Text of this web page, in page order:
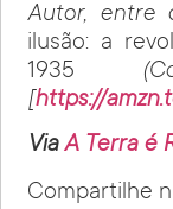
Autor, entre
ilusão: a
1935
[https://
ViaA Terra é
Compartilhe